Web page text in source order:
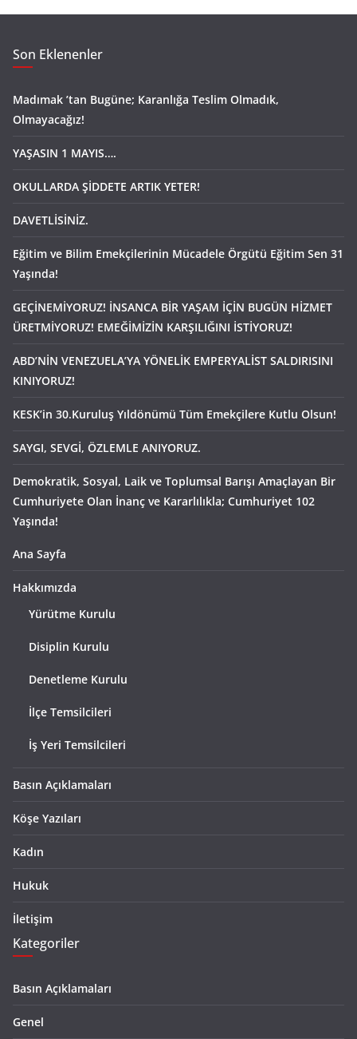
Son Eklenenler
Madımak ’tan Bugüne; Karanlığa Teslim Olmadık,
Olmayacağız!
YAŞASIN 1 MAYIS….
OKULLARDA ŞİDDETE ARTIK YETER!
DAVETLİSİNİZ.
Eğitim ve Bilim Emekçilerinin Mücadele Örgütü Eğitim Sen 31
Yaşında!
GEÇİNEMİYORUZ! İNSANCA BİR YAŞAM İÇİN BUGÜN HİZMET
ÜRETMİYORUZ! EMEĞİMİZİN KARŞILIĞINI İSTİYORUZ!
ABD’NİN VENEZUELA’YA YÖNELİK EMPERYALİST SALDIRISINI
KINIYORUZ!
KESK’in 30.Kuruluş Yıldönümü Tüm Emekçilere Kutlu Olsun!
SAYGI, SEVGİ, ÖZLEMLE ANIYORUZ.
Demokratik, Sosyal, Laik ve Toplumsal Barışı Amaçlayan Bir
Cumhuriyete Olan İnanç ve Kararlılıkla; Cumhuriyet 102
Yaşında!
Ana Sayfa
Hakkımızda
Yürütme Kurulu
Disiplin Kurulu
Denetleme Kurulu
İlçe Temsilcileri
İş Yeri Temsilcileri
Basın Açıklamaları
Köşe Yazıları
Kadın
Hukuk
İletişim
Kategoriler
Basın Açıklamaları
Genel